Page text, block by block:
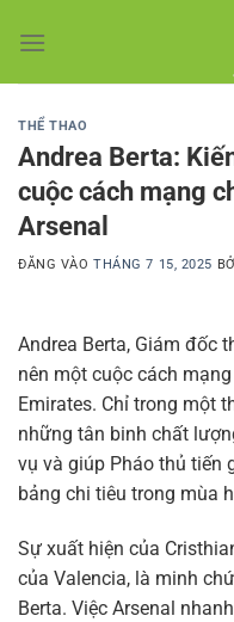
qua
THỂ THAO
Andrea Berta:
cuộc cách mạng
Arsenal
ĐĂNG VÀOTHÁNG 7 15, 2025
Andrea Berta, Giám đốc
nên một cuộc cách
Emirates. Chỉ trong một
những tân binh chất
vụ và giúp Pháo thủ tiến
bảng chi tiêu trong mùa
Sự xuất hiện của
của Valencia, là minh
Berta. Việc Arsenal